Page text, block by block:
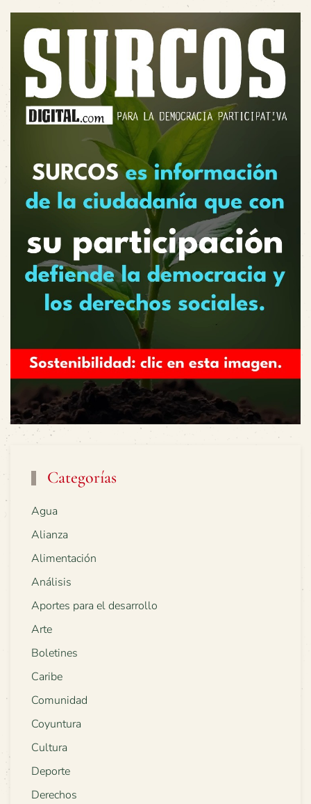
Categorías
Agua
Alianza
Alimentación
Análisis
Aportes para el desarrollo
Arte
Boletines
Caribe
Comunidad
Coyuntura
Cultura
Deporte
Derechos